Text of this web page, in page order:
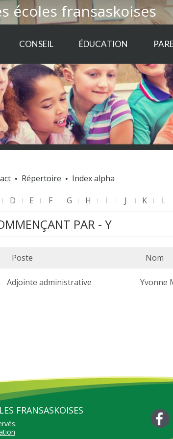
écoles fransaskoises
CONSEIL ÉDUCATION
Répertoire Index alpha
D E F G H I J K L
PAR - Y
Poste Nom
Adjointe administrative Yvonne
FRANSASKOISES